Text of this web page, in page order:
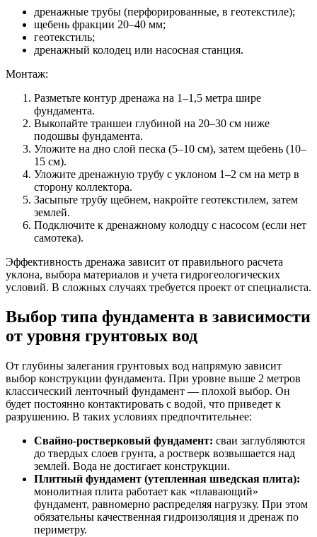
дренажные трубы (перфорированные, в геотекстиле);
щебень фракции 20–40 мм;
геотекстиль;
дренажный колодец или насосная станция.
Монтаж:
Разметьте контур дренажа на 1–1,5 метра шире
фундамента.
Выкопайте траншеи глубиной на 20–30 см ниже
подошвы фундамента.
Уложите на дно слой песка (5–10 см), затем щебень (10–
15 см).
Уложите дренажную трубу с уклоном 1–2 см на метр в
сторону коллектора.
Засыпьте трубу щебнем, накройте геотекстилем, затем
землей.
Подключите к дренажному колодцу с насосом (если нет
самотека).
Эффективность дренажа зависит от правильного расчета
уклона, выбора материалов и учета гидрогеологических
условий. В сложных случаях требуется проект от специалиста.
Выбор типа фундамента в зависимости
от уровня грунтовых вод
От глубины залегания грунтовых вод напрямую зависит
выбор конструкции фундамента. При уровне выше 2 метров
классический ленточный фундамент — плохой выбор. Он
будет постоянно контактировать с водой, что приведет к
разрушению. В таких условиях предпочтительнее:
Свайно-ростверковый фундамент: сваи заглубляются
до твердых слоев грунта, а ростверк возвышается над
землей. Вода не достигает конструкции.
Плитный фундамент (утепленная шведская плита):
монолитная плита работает как «плавающий»
фундамент, равномерно распределяя нагрузку. При этом
обязательны качественная гидроизоляция и дренаж по
периметру.